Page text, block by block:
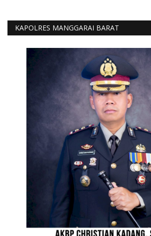
KAPOLRES MANGGARAI BARAT